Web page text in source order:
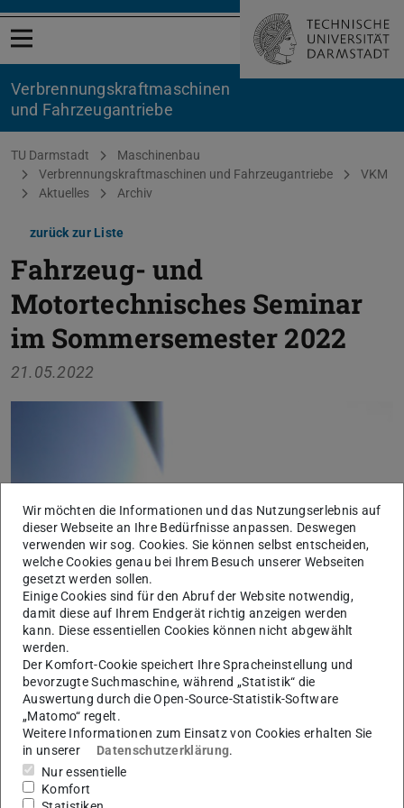
Menü öffnen
Verbrennungskraftmaschinen
und Fahrzeugantriebe
Sie befinden sich hier:
TU Darmstadt
Maschinenbau
Verbrennungskraftmaschinen und Fahrzeugantriebe
VKM
Aktuelles
Archiv
zurück zur Liste
Fahrzeug- und
Motortechnisches Seminar
im Sommersemester 2022
21.05.2022
Das Fachgebiet Fahrzeugtechnik (FZD) und das Institut
für Verbrennungskraftmaschinen und Fahrzeugantriebe
(VKM) der TU Darmstadt bieten auch im aktuellen
Sommersemester 2022 wieder ein attraktives Fahrzeug-
und Motortechnisches Seminar an. Das Programm finden
Sie auf der
Veranstaltungshomepage
Wir möchten die Informationen und das Nutzungserlebnis auf
dieser Webseite an Ihre Bedürfnisse anpassen. Deswegen
verwenden wir sog. Cookies. Sie können selbst entscheiden,
welche Cookies genau bei Ihrem Besuch unserer Webseiten
gesetzt werden sollen.
Einige Cookies sind für den Abruf der Website notwendig,
damit diese auf Ihrem Endgerät richtig anzeigen werden
kann. Diese essentiellen Cookies können nicht abgewählt
werden.
Der Komfort-Cookie speichert Ihre Spracheinstellung und
bevorzugte Suchmaschine, während „Statistik“ die
Auswertung durch die Open-Source-Statistik-Software
„Matomo“ regelt.
Weitere Informationen zum Einsatz von Cookies erhalten Sie
in unserer
Datenschutzerklärung.
Nur essentielle
Komfort